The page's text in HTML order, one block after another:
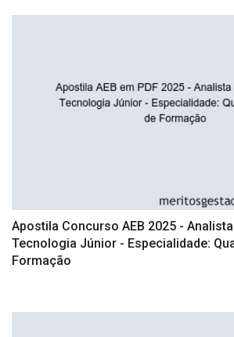
Apostila Concurso AEB 2025 -
Tecnologia Júnior - Especialidade:
Formação